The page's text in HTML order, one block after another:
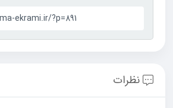
ekrami.ir/?p=891
نظرات